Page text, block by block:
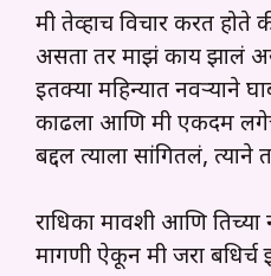
मी तेव्हाच विचार करत
असता तर माझं काय झालं
इतक्या महिन्यात नवऱ्याने
काढला आणि मी एकदम
बद्दल त्याला सांगितलं,
राधिका मावशी आणि
मागणी ऐकून मी जरा बधिर्च